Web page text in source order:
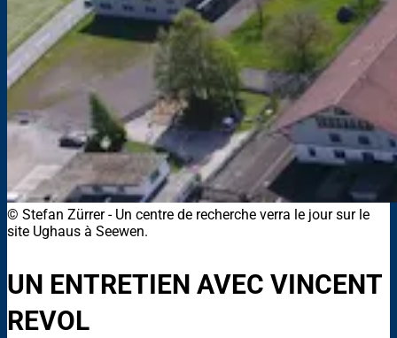
© Stefan Zürrer- Un centre de recherche verra le jour sur le
site Ughaus à Seewen.
UN ENTRETIEN AVEC VINCENT
REVOL